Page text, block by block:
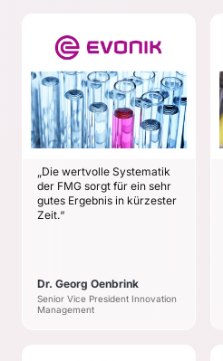
„Die wertvolle Systematik
der FMG sorgt für ein sehr
gutes Ergebnis in kürzester
Zeit.“
Dr. Georg Oenbrink
Senior Vice President Innovation
Management
EVONIK INDUSTRIES
AG
Dr. Georg Oenbrink
ZIELE
Identifikation von
strategischen
Geschäftspotenzialen
Durch die Erkennung
neuer Geschäftsfelder
schaffen